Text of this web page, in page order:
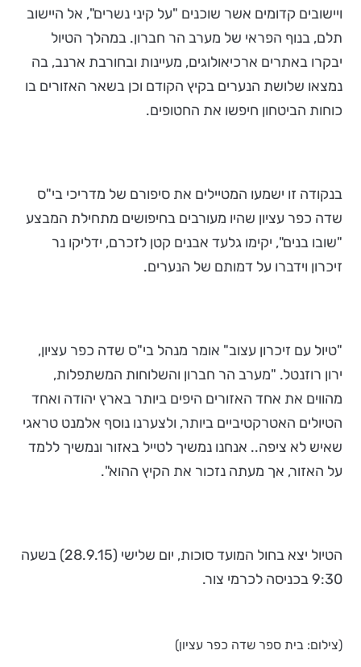
ויישובים קדומים אשר שוכנים "על קיני נשרים", אל היישוב
תלם, בנוף הפראי של מערב הר חברון. במהלך הטיול
יבקרו באתרים ארכיאולוגים, מעיינות ובחורבת ארנב, בה
נמצאו שלושת הנערים בקיץ הקודם וכן בשאר האזורים בו
כוחות הביטחון חיפשו את החטופים.
בנקודה זו ישמעו המטיילים את סיפורם של מדריכי בי"ס
שדה כפר עציון שהיו מעורבים בחיפושים מתחילת המבצע
"שובו בנים", יקימו גלעד אבנים קטן לזכרם, ידליקו נר
זיכרון וידברו על דמותם של הנערים.
"טיול עם זיכרון עצוב" אומר מנהל בי"ס שדה כפר עציון,
ירון רוזנטל. "מערב הר חברון והשלוחות המשתפלות,
מהווים את אחד האזורים היפים ביותר בארץ יהודה ואחד
הטיולים האטרקטיביים ביותר, ולצערנו נוסף אלמנט טראגי
שאיש לא ציפה.. אנחנו נמשיך לטייל באזור ונמשיך ללמד
על האזור, אך מעתה נזכור את הקיץ ההוא".
הטיול יצא בחול המועד סוכות, יום שלישי (28.9.15) בשעה
9:30 בכניסה לכרמי צור.
(צילום: בית ספר שדה כפר עציון)